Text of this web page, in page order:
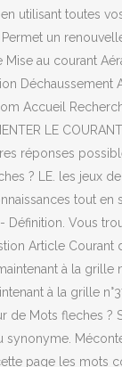
utilisant toutes
un
Mise au courant
Déchaussement
Accueil
LE
réponses
? LE. les jeux
tout en
Définition. Vous
Article Courant
à la grille
à la grille
de Mots fleches ?
synonyme.
page les mots